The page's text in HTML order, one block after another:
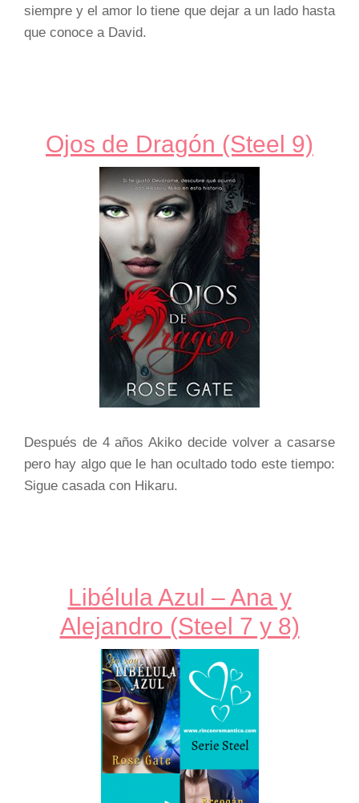
siempre y el amor lo tiene que dejar a un lado hasta
que conoce a David.
Ojos de Dragón (Steel 9)
Después de 4 años Akiko decide volver a casarse
pero hay algo que le han ocultado todo este tiempo:
Sigue casada con Hikaru.
Libélula Azul – Ana y
Alejandro (Steel 7 y 8)